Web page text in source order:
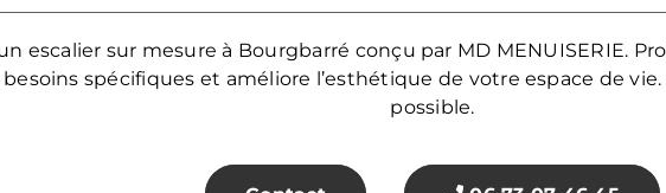
escalier sur mesure à Bourgbarré conçu par MD MENUISERIE.
spécifiques et améliore l’esthétique de votre espace de
possible.